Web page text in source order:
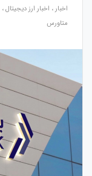
اخبار ، اخبار ارز دیجیتال،
متاورس